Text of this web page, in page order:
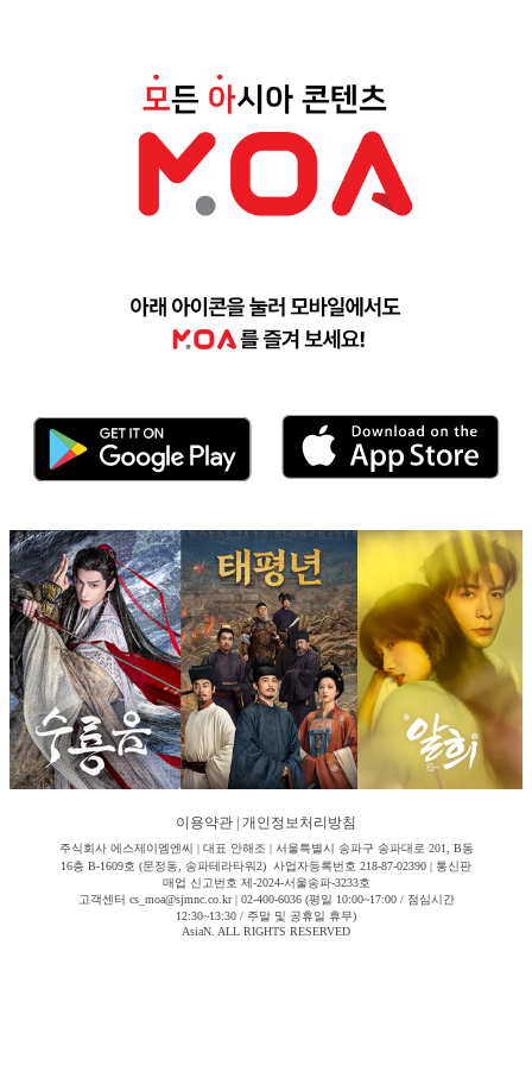
이용약관 개인정보처리방침
주식회사 에스제이엠엔씨 | 대표 안해조 | 서울특별시 송파구 송파대로 201, B동
16층 B-1609호 (문정동, 송파테라타워2) 사업자등록번호 218-87-02390 | 통신판
매업 신고번호 제-2024-서울송파-3233호
고객센터 cs_moa@sjmnc.co.kr | 02-400-6036 (평일 10:00~17:00 / 점심시간
12:30~13:30 / 주말 및 공휴일 휴무)
AsiaN. ALL RIGHTS RESERVED